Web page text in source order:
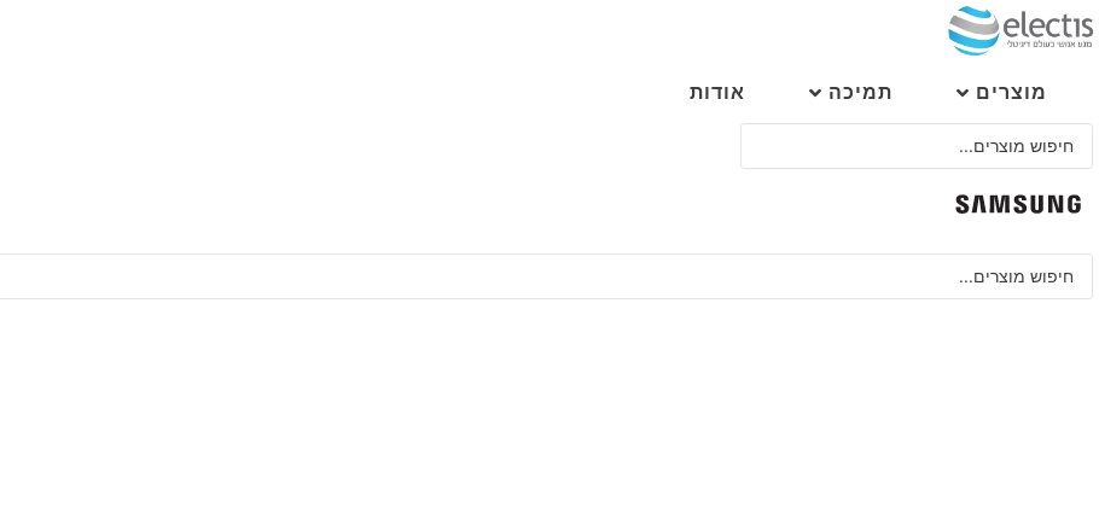
דלג
לתוכן
מוצרים תמיכה אודות
Search
Search